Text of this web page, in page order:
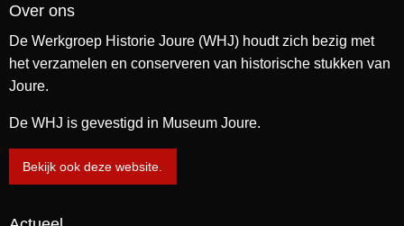
Over ons
De Werkgroep Historie Joure (WHJ) houdt zich bezig met
het verzamelen en conserveren van historische stukken van
Joure.
De WHJ is gevestigd in Museum Joure.
Bekijk ook deze website.